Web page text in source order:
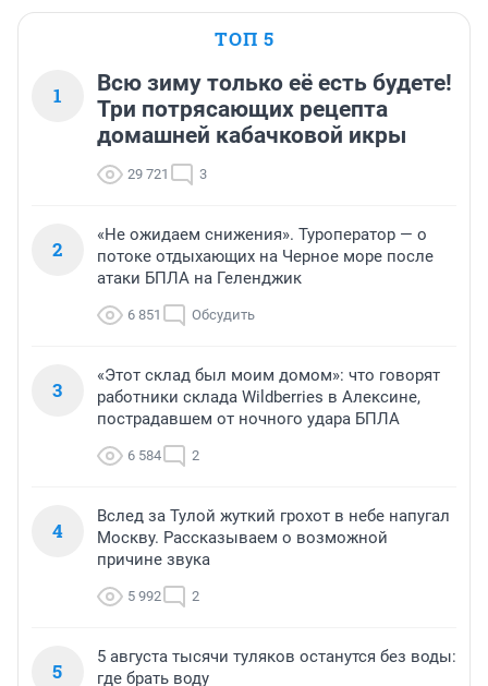
ТОП 5
1
Всю зиму только её есть будете!
Три потрясающих рецепта
домашней кабачковой икры
29 721 3
2
«Не ожидаем снижения». Туроператор — о
потоке отдыхающих на Черное море после
атаки БПЛА на Геленджик
6 851 Обсудить
3
«Этот склад был моим домом»: что говорят
работники склада Wildberries в Алексине,
пострадавшем от ночного удара БПЛА
6 584 2
4
Вслед за Тулой жуткий грохот в небе напугал
Москву. Рассказываем о возможной
причине звука
5 992 2
5
5 августа тысячи туляков останутся без воды:
где брать воду